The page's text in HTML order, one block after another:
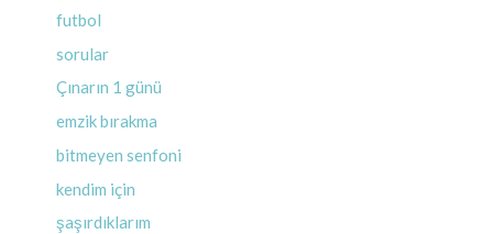
futbol
sorular
Çınarın 1 günü
emzik bırakma
bitmeyen senfoni
kendim için
şaşırdıklarım